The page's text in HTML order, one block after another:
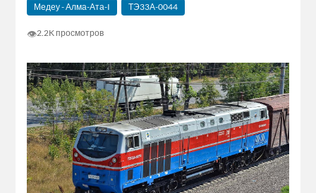
Медеу - Алма-Ата-I ТЭ33А-0044
👁2.2K просмотров